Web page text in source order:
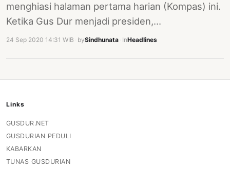
menghiasi halaman pertama harian (Kompas) ini.
Ketika Gus Dur menjadi presiden,…
24 Sep 2020 14:31 WIB bySindhunata InHeadlines
Links
GUSDUR.NET
GUSDURIAN PEDULI
KABARKAN
TUNAS GUSDURIAN